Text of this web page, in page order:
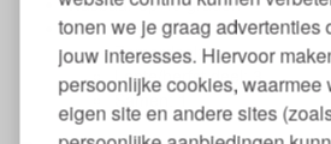
tonen we je graag advertenties
jouw interesses. Hiervoor
persoonlijke cookies, waarmee
eigen site en andere sites
Warmteklasse:
Zomerdeel: 4
Lente/herfst deel: 3
Samen: 1